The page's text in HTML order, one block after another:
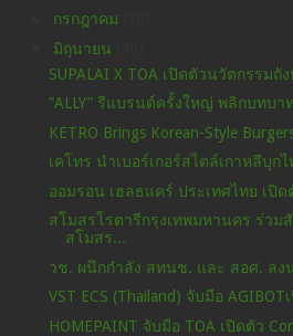
กรกฎาคม
มิถุนายน
SUPALAI X TOA เปิดตัวนวัตกรรมถั
"ALLY” รีแบรนด์ครั้งใหญ่ พลิกบทบาท
KETRO Brings Korean-Style
เคโทร นำเบอร์เกอร์สไตล์เกาหลีบุกไ
ออมรอน เฮลธแคร์ ประเทศไทย เปิ
สโมสรโรตารีกรุงเทพมหานคร ร่ว
สโมสร...
วช. ผนึกกำลัง สทนช. และ สอศ. ลง
VST ECS (Thailand) จับมือ
HOMEPAINT จับมือ TOA เปิดตัว